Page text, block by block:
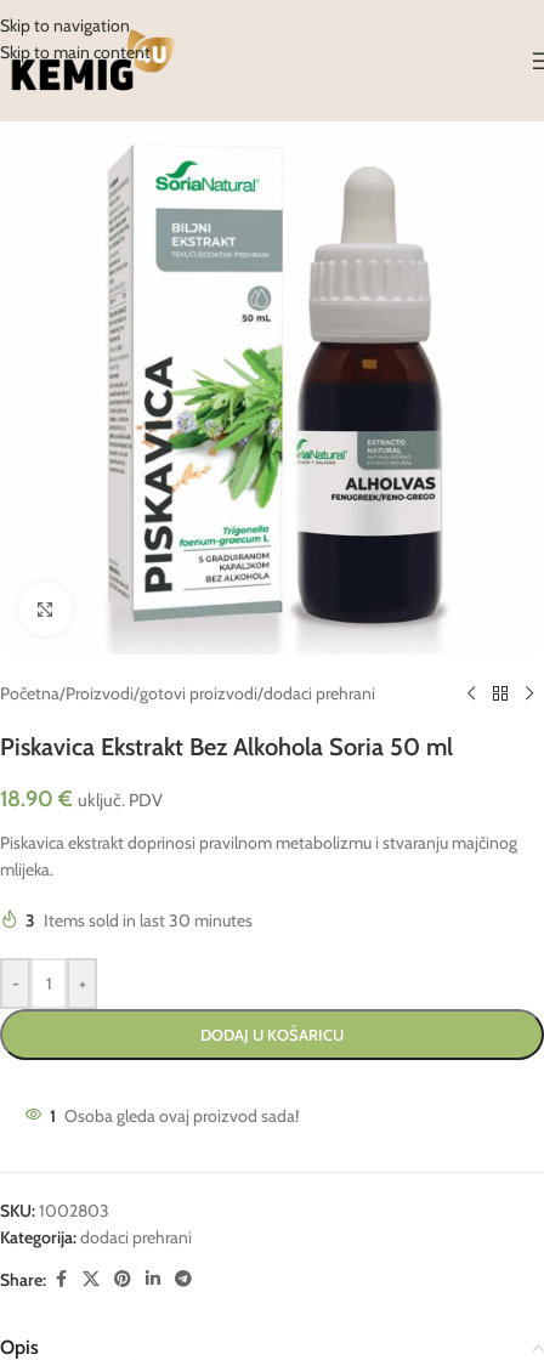
Skip to navigation
Skip to main content
Click to enlarge
Početna/Proizvodi/gotovi proizvodi/dodaci prehrani
Piskavica Ekstrakt Bez Alkohola Soria 50 ml
18.90 € uključ. PDV
Piskavica ekstrakt doprinosi pravilnom metabolizmu i stvaranju majčinog
mlijeka.
3 Items sold in last 30 minutes
- +
DODAJ U KOŠARICU
1 Osoba gleda ovaj proizvod sada!
SKU:1002803
Kategorija:dodaci prehrani
Share:
Opis